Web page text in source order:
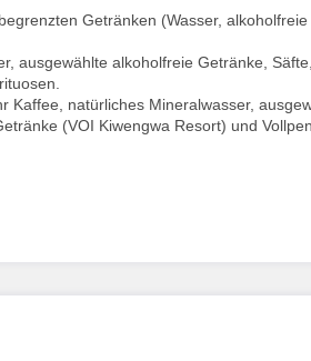
Getränken (Wasser, alkoholfreie
ausgewählte alkoholfreie Getränke, Säfte,
Kaffee, natürliches Mineralwasser,
(VOI Kiwengwa Resort) und